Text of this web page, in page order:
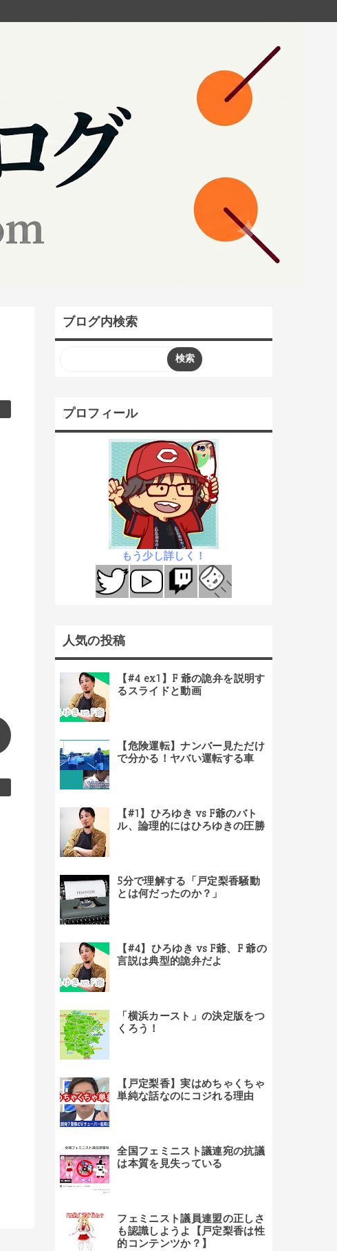
ブログ内検索
プロフィール
もう少し詳しく！
人気の投稿
【#4 ex1】F 爺の詭弁を説明す
るスライドと動画
【危険運転】ナンバー見ただけ
で分かる！ヤバい運転する車
【#1】ひろゆき vs F爺のバト
ル、論理的にはひろゆきの圧勝
5分で理解する「戸定梨香騒動
とは何だったのか？」
【#4】ひろゆき vs F爺、F 爺の
言説は典型的詭弁だよ
「横浜カースト」の決定版をつ
くろう！
【戸定梨香】実はめちゃくちゃ
単純な話なのにコジれる理由
全国フェミニスト議連宛の抗議
は本質を見失っている
フェミニスト議員連盟の正しさ
も認識しようよ【戸定梨香は性
的コンテンツか？】